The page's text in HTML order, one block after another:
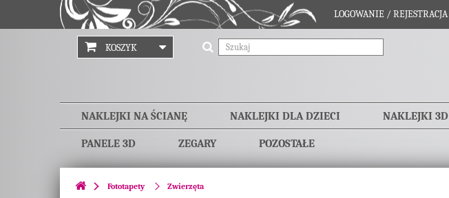
LOGOWANIE / REJESTRACJA
KOSZYK
NAKLEJKI NA ŚCIANĘ NAKLEJKI DLA DZIECI NAKLEJKI 3D
PANELE 3D ZEGARY POZOSTAŁE
Fototapety Zwierzęta